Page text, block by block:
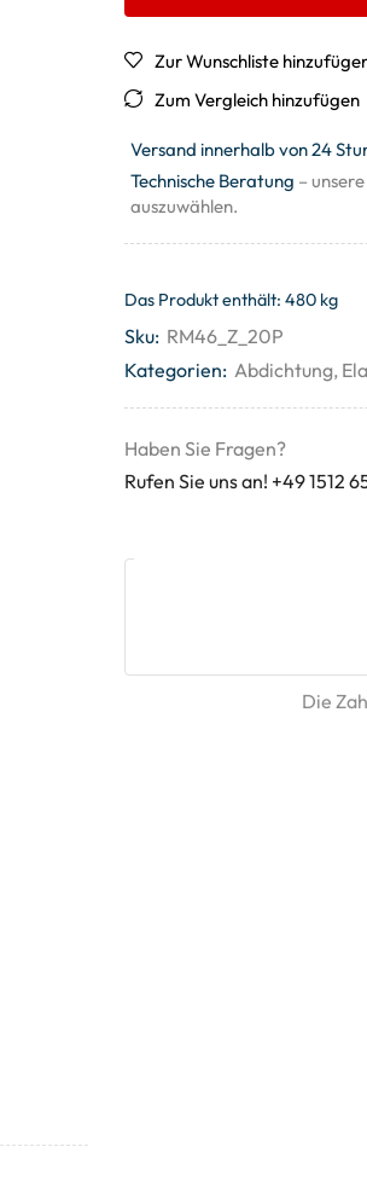
Zur Wunschliste
Zum Vergleich hinzufügen
Versand innerhalb von 24
Technische Beratung –
auszuwählen.
Das Produkt enthält: 480 kg
Sku: RM46_Z_20P
Kategorien: Abdichtung,
Haben Sie Fragen?
Rufen Sie uns an! +49 1512
Die